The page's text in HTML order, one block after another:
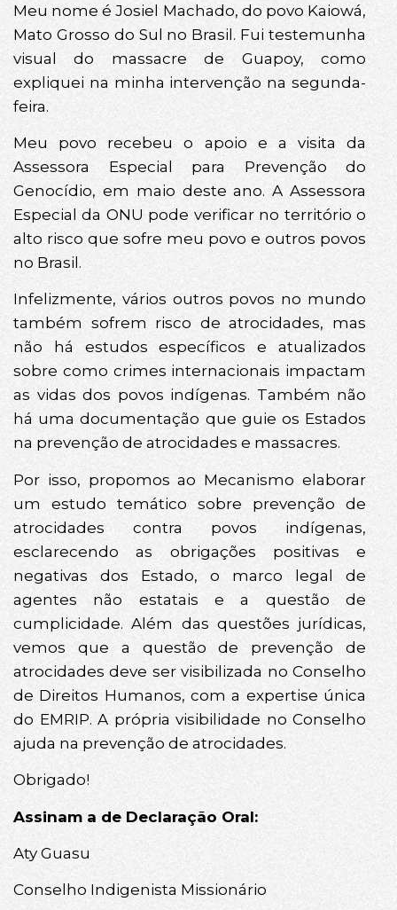
Meu nome é Josiel Machado, do povo Kaiowá,
Mato Grosso do Sul no Brasil. Fui testemunha
visual do massacre de Guapoy, como
expliquei na minha intervenção na segunda-
feira.
Meu povo recebeu o apoio e a visita da
Assessora Especial para Prevenção do
Genocídio, em maio deste ano. A Assessora
Especial da ONU pode verificar no território o
alto risco que sofre meu povo e outros povos
no Brasil.
Infelizmente, vários outros povos no mundo
também sofrem risco de atrocidades, mas
não há estudos específicos e atualizados
sobre como crimes internacionais impactam
as vidas dos povos indígenas. Também não
há uma documentação que guie os Estados
na prevenção de atrocidades e massacres.
Por isso, propomos ao Mecanismo elaborar
um estudo temático sobre prevenção de
atrocidades contra povos indígenas,
esclarecendo as obrigações positivas e
negativas dos Estado, o marco legal de
agentes não estatais e a questão de
cumplicidade. Além das questões jurídicas,
vemos que a questão de prevenção de
atrocidades deve ser visibilizada no Conselho
de Direitos Humanos, com a expertise única
do EMRIP. A própria visibilidade no Conselho
ajuda na prevenção de atrocidades.
Obrigado!
Assinam a de Declaração Oral:
Aty Guasu
Conselho Indigenista Missionário